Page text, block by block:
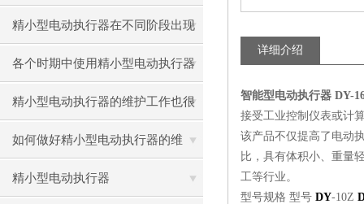
识，快来了解吧！
精小型电动执行器在不同阶段出现
的故障怎么解决
各个时期中使用精小型电动执行器
出现的小状况
精小型电动执行器的维护工作也很
重要！
如何做好精小型电动执行器的维
护？
精小型电动执行器
详细介绍
智能型电动执行器 DY-
接受工业控制仪表或计
该产品不仅提高了电动
比，具有体积小、重量
工等行业。
型号规格 型号 DY-10Z